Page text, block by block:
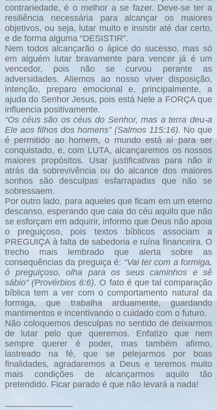
contrariedade, é o melhor a se fazer. Deve-se ter a
resiliência necessária para alcançar os maiores
objetivos, ou seja, lutar muito e insistir até dar certo,
e de forma alguma “DESISTIR”.
Nem todos alcançarão o ápice do sucesso, mas só
em alguém lutar bravamente para vencer já é um
vencedor, pois não se curvou perante as
adversidades. Aliemos ao nosso viver disposição,
intenção, preparo emocional e, principalmente, a
ajuda do Senhor Jesus, pois está Nele a FORÇA que
influencia positivamente.
“Os céus são os céus do Senhor, mas a terra deu-a
Ele aos filhos dos homens” (Salmos 115:16). No que
é permitido ao homem, o mundo está aí para ser
conquistado, e, com LUTA, alcançaremos os nossos
maiores propósitos. Usar justificativas para não ir
atrás da sobrevivência ou do alcance dos maiores
sonhos são desculpas esfarrapadas que não se
sobressaem.
Por outro lado, para aqueles que ficam em um eterno
descanso, esperando que caia do céu aquilo que não
se esforçam em adquirir, informo que Deus não apoia
o preguiçoso, pois textos bíblicos associam a
PREGUIÇA à falta de sabedoria e ruína financeira. O
trecho mais lembrado que alerta sobre as
consequências da preguiça é: “Vai ter com a formiga,
ó preguiçoso, olha para os seus caminhos e sê
sábio” (Provérbios 6:6). O fato é que tal comparação
bíblica tem a ver com o comportamento natural da
formiga, que trabalha arduamente, guardando
mantimentos e incentivando o cuidado com o futuro.
Não coloquemos desculpas no sentido de deixarmos
de lutar pelo que queremos. Enfatizo que nem
sempre querer é poder, mas também afirmo,
lastreado na fé, que se pelejarmos por boas
finalidades, agradaremos a Deus e teremos muito
mais condições de alcançarmos aquilo tão
pretendido. Ficar parado é que não levará a nada!